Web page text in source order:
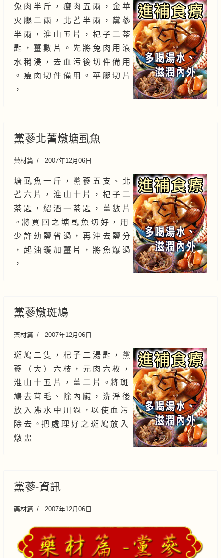
兔 肉 半 斤 ， 瘦 肉 五 兩 ， 金 華
火 腿 二 兩 ， 北 蓍 半 兩 ， 黨 蔘
半 兩 ， 淮 山 五 片 ， 杞 子 二 茶
匙 ， 薑 數 片 。 先 將 兔 肉 用 滾
水 稍 浸 ， 去 血 污 後 切 件 備 用
。 瘦 肉 切 件 備 用 。 華 腿 切 片
，
黨蔘北蓍燉塘虱魚
藥材篇 2007年12月06日
塘 虱 魚 一 斤 ， 黨 蔘 五 支 、 北
蓍 六 片 ， 淮 山 十 片 ， 杞 子 二
茶 匙 ， 紹 酒 一 茶 匙 ， 薑 數 片
。將 買 回 之 塘 虱 魚 切 好 ， 用
少 許 幼 鹽 省 過 ， 再 沖 去 鹽 分
， 起 油 鑊 加 薑 片 ， 將 魚 爆 過
，
黨蔘燉斑鳩
藥材篇 2007年12月06日
斑 鳩 二 隻 ， 杞 子 二 湯 匙 ， 黨
蔘 （ 大 ） 六 枝 ， 元 肉 六 枚 ，
淮 山 十 五 片 ， 薑 二 片 。將 斑
鳩 去 茸 毛 、 除 內 臟 ， 洗 淨 後
放 入 沸 水 中 川 過 ，以 使 血 污
除 去 。把 處 理 好 之 斑 鳩 放 入
燉 盅
黨蔘-資訊
藥材篇 2007年12月06日